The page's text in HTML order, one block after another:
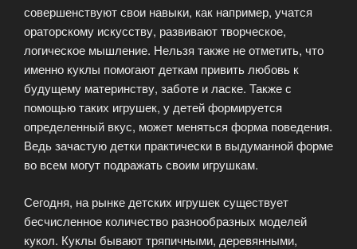
совершенствуют свои навыки, как например, учатся
ораторскому искусству, развивают творческое,
логическое мышление. Нельзя также не отметить, что
именно куклы помогают деткам привить любовь к
будущему материнству, заботе и ласке. Также с
помощью таких игрушек, у детей формируется
определенный вкус, может меняться форма поведения.
Ведь зачастую детки практически в выдуманной форме
во всем могут подражать своим игрушкам.
Сегодня, на рынке детских игрушек существует
бесчисленное количество разнообразных моделей
кукол. Куклы бывают тряпичными, деревянными,